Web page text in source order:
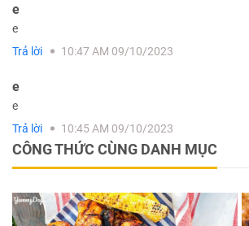
e
e
Trả lời
10:47 AM 09/10/2023
e
e
Trả lời
10:45 AM 09/10/2023
CÔNG THỨC CÙNG DANH MỤC